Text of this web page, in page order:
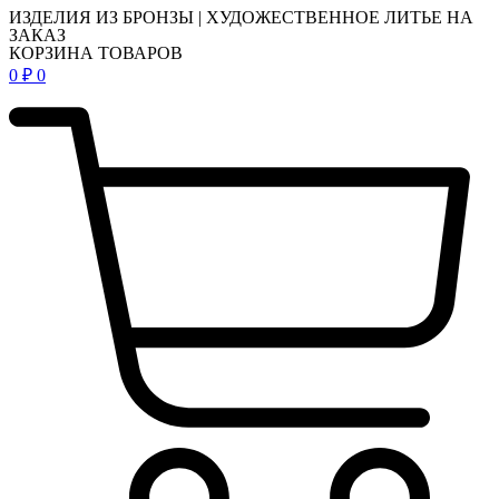
ИЗДЕЛИЯ ИЗ БРОНЗЫ | ХУДОЖЕСТВЕННОЕ ЛИТЬЕ НА
ЗАКАЗ
КОРЗИНА ТОВАРОВ
0 ₽ 0